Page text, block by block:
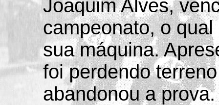
Joaquim Alves,
campeonato, o
sua máquina.
foi perdendo
abandonou a prova.